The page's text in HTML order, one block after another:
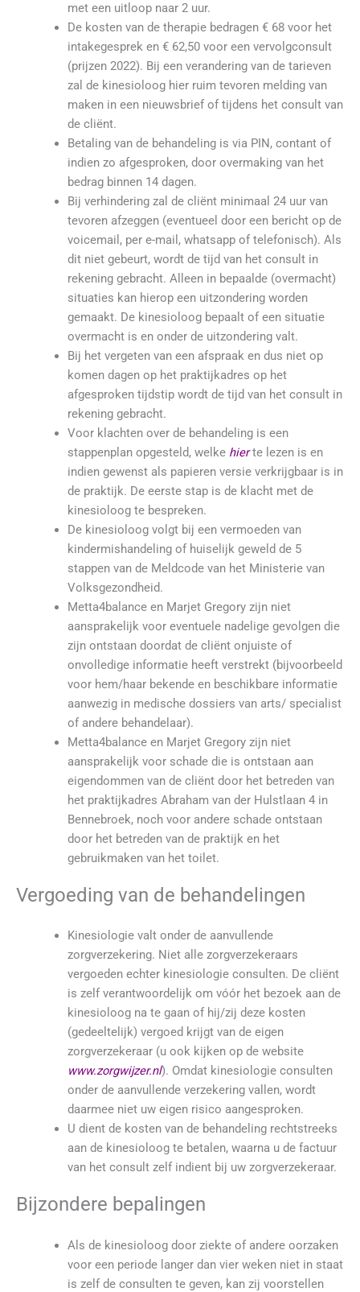
met een uitloop naar 2 uur.
De kosten van de therapie bedragen € 68 voor het
intakegesprek en € 62,50 voor een vervolgconsult
(prijzen 2022). Bij een verandering van de tarieven
zal de kinesioloog hier ruim tevoren melding van
maken in een nieuwsbrief of tijdens het consult van
de cliënt.
Betaling van de behandeling is via PIN, contant of
indien zo afgesproken, door overmaking van het
bedrag binnen 14 dagen.
Bij verhindering zal de cliënt minimaal 24 uur van
tevoren afzeggen (eventueel door een bericht op de
voicemail, per e-mail, whatsapp of telefonisch). Als
dit niet gebeurt, wordt de tijd van het consult in
rekening gebracht. Alleen in bepaalde (overmacht)
situaties kan hierop een uitzondering worden
gemaakt. De kinesioloog bepaalt of een situatie
overmacht is en onder de uitzondering valt.
Bij het vergeten van een afspraak en dus niet op
komen dagen op het praktijkadres op het
afgesproken tijdstip wordt de tijd van het consult in
rekening gebracht.
Voor klachten over de behandeling is een
stappenplan opgesteld, welke hierte lezen is en
indien gewenst als papieren versie verkrijgbaar is in
de praktijk. De eerste stap is de klacht met de
kinesioloog te bespreken.
De kinesioloog volgt bij een vermoeden van
kindermishandeling of huiselijk geweld de 5
stappen van de Meldcode van het Ministerie van
Volksgezondheid.
Metta4balance en Marjet Gregory zijn niet
aansprakelijk voor eventuele nadelige gevolgen die
zijn ontstaan doordat de cliënt onjuiste of
onvolledige informatie heeft verstrekt (bijvoorbeeld
voor hem/haar bekende en beschikbare informatie
aanwezig in medische dossiers van arts/ specialist
of andere behandelaar).
Metta4balance en Marjet Gregory zijn niet
aansprakelijk voor schade die is ontstaan aan
eigendommen van de cliënt door het betreden van
het praktijkadres Abraham van der Hulstlaan 4 in
Bennebroek, noch voor andere schade ontstaan
door het betreden van de praktijk en het
gebruikmaken van het toilet.
Vergoeding van de behandelingen
Kinesiologie valt onder de aanvullende
zorgverzekering. Niet alle zorgverzekeraars
vergoeden echter kinesiologie consulten. De cliënt
is zelf verantwoordelijk om vóór het bezoek aan de
kinesioloog na te gaan of hij/zij deze kosten
(gedeeltelijk) vergoed krijgt van de eigen
zorgverzekeraar (u ook kijken op de website
www.zorgwijzer.nl). Omdat kinesiologie consulten
onder de aanvullende verzekering vallen, wordt
daarmee niet uw eigen risico aangesproken.
U dient de kosten van de behandeling rechtstreeks
aan de kinesioloog te betalen, waarna u de factuur
van het consult zelf indient bij uw zorgverzekeraar.
Bijzondere bepalingen
Als de kinesioloog door ziekte of andere oorzaken
voor een periode langer dan vier weken niet in staat
is zelf de consulten te geven, kan zij voorstellen